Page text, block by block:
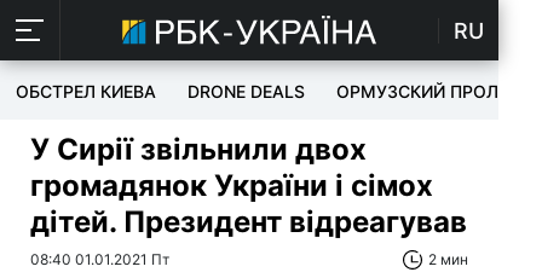
RU
ОБСТРЕЛ КИЕВА DRONE DEALS ОРМУЗСКИЙ ПРОЛИВ
У Сирії звільнили двох
громадянок України і сімох
дітей. Президент відреагував
08:40 01.01.2021 Пт 2 мин